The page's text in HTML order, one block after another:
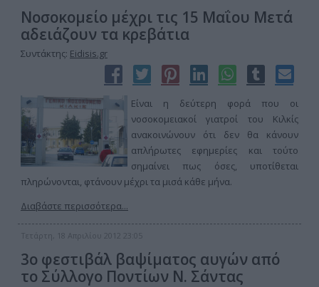
Νοσοκομείο μέχρι τις 15 Μαΐου Μετά
αδειάζουν τα κρεβάτια
Συντάκτης: Eidisis.gr
Είναι η δεύτερη φορά που οι
νοσοκομειακοί γιατροί του Κιλκίς
ανακοινώνουν ότι δεν θα κάνουν
απλήρωτες εφημερίες και τούτο
σημαίνει πως όσες, υποτίθεται
πληρώνονται, φτάνουν μέχρι τα μισά κάθε μήνα.
Διαβάστε περισσότερα...
Τετάρτη, 18 Απριλίου 2012 23:05
3ο φεστιβάλ βαψίματος αυγών από
το Σύλλογο Ποντίων Ν. Σάντας